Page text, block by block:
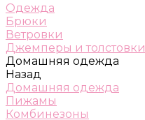
Одежда
Брюки
Ветровки
Джемперы и толстовки
Домашняя одежда
Назад
Домашняя одежда
Пижамы
Комбинезоны